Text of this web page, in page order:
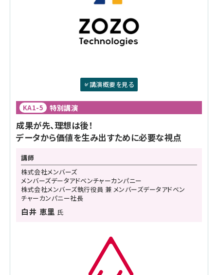
講演概要を見る
KA1-5 特別講演
成果が先、理想は後！
データから価値を生み出すために必要な視点
講師
株式会社メンバーズ
メンバーズデータアドベンチャーカンパニー
株式会社メンバーズ執行役員 兼 メンバーズデータアドベン
チャーカンパニー社長
白井 恵里 氏